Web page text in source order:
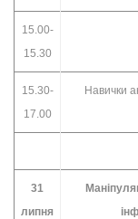
15.00-
15.30
15.30-
17.00
Навички
31
липня